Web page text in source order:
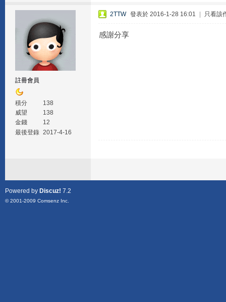
註冊會員
積分
138
威望
138
金錢
12
最後登錄 2017-4-16
2TTW 發表於 2016-1-28 16:01 只看該
感謝分享
Powered by Discuz! 7.2
© 2001-2009 Comsenz Inc.